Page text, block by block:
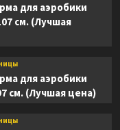
для аэробики
см. (Лучшая
для аэробики
см. (Лучшая цена)